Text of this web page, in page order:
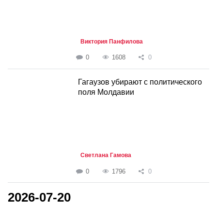
Виктория Панфилова
0 1608 0
Гагаузов убирают с политического
поля Молдавии
Светлана Гамова
0 1796 0
2026-07-20